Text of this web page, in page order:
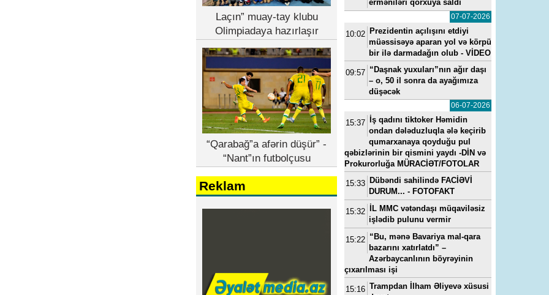
Laçın” muay-tay klubu
Olimpiadaya hazırlaşır
“Qarabağ”a afərin düşür” -
“Nant”ın futbolçusu
Reklam
erməniləri qorxuya saldı
07-07-2026
10:02 Prezidentin açılışını etdiyi
müəssisəyə aparan yol və körpü
bir ilə darmadağın olub - VİDEO
09:57 “Daşnak yuxuları”nın ağır daşı
– o, 50 il sonra da ayağımıza
düşəcək
06-07-2026
15:37
İş qadını tiktoker Həmidin
ondan dələduzluqla ələ keçirib
qumarxanaya qoyduğu pul
qəbizlərinin bir qismini yaydı -DİN və
Prokurorluğa MÜRACİƏT/FOTOLAR
15:33 Dübəndi sahilində FACİƏVİ
DURUM... - FOTOFAKT
15:32
İL MMC vətəndaşı müqaviləsiz
işlədib pulunu vermir
15:22 “Bu, mənə Bavariya mal-qara
bazarını xatırlatdı” –
Azərbaycanlının böyrəyinin
çıxarılması işi
15:16 Trampdan İlham Əliyevə xüsusi